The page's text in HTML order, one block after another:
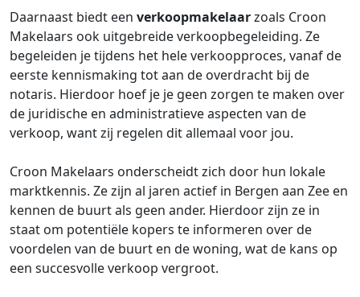
Daarnaast biedt een verkoopmakelaarzoals Croon
Makelaars ook uitgebreide verkoopbegeleiding. Ze
begeleiden je tijdens het hele verkoopproces, vanaf de
eerste kennismaking tot aan de overdracht bij de
notaris. Hierdoor hoef je je geen zorgen te maken over
de juridische en administratieve aspecten van de
verkoop, want zij regelen dit allemaal voor jou.
Croon Makelaars onderscheidt zich door hun lokale
marktkennis. Ze zijn al jaren actief in Bergen aan Zee en
kennen de buurt als geen ander. Hierdoor zijn ze in
staat om potentiële kopers te informeren over de
voordelen van de buurt en de woning, wat de kans op
een succesvolle verkoop vergroot.